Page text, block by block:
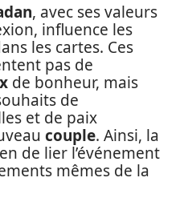
, avec ses valeurs
influence les
les cartes. Ces
pas de
de bonheur, mais
de
et de paix
couple. Ainsi, la
de lier l’événement
mêmes de la